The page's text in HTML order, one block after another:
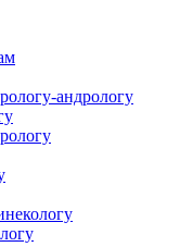
андрологу